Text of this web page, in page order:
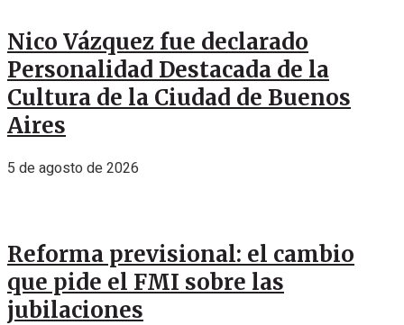
Nico Vázquez fue declarado
Personalidad Destacada de la
Cultura de la Ciudad de Buenos
Aires
5 de agosto de 2026
Reforma previsional: el cambio
que pide el FMI sobre las
jubilaciones